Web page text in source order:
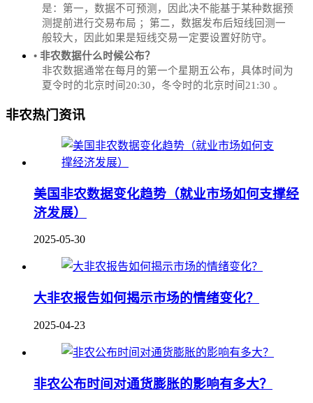
是：第一，数据不可预测，因此决不能基于某种数据预
测提前进行交易布局 ；第二，数据发布后短线回测一
般较大，因此如果是短线交易一定要设置好防守。
• 非农数据什么时候公布？
‌非农数据通常在每月的第一个星期五公布，具体时间为
夏令时的北京时间20:30，冬令时的北京时间21:30‌‌ 。
非农热门资讯
美国非农数据变化趋势（就业市场如何支撑经
济发展）
2025-05-30
大非农报告如何揭示市场的情绪变化？
2025-04-23
非农公布时间对通货膨胀的影响有多大？